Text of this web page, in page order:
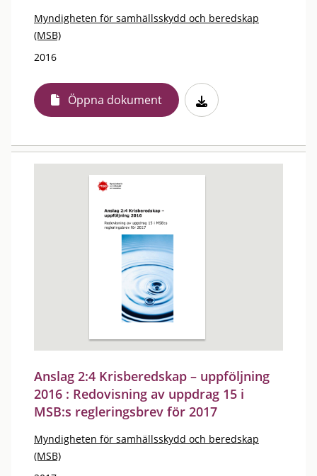
Myndigheten för samhällsskydd och beredskap
(MSB)
2016
Öppna dokument
Anslag 2:4 Krisberedskap – uppföljning
2016 : Redovisning av uppdrag 15 i
MSB:s regleringsbrev för 2017
Myndigheten för samhällsskydd och beredskap
(MSB)